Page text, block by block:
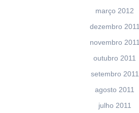
março 2012
dezembro 2011
novembro 2011
outubro 2011
setembro 2011
agosto 2011
julho 2011